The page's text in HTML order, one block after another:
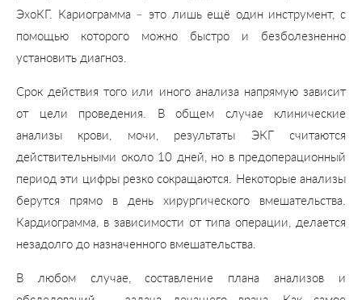
ЭхоКГ. Кариограмма – это лишь ещё один инструмент, с
помощью которого можно быстро и безболезненно
установить диагноз.
Срок действия того или иного анализа напрямую зависит
от цели проведения. В общем случае клинические
анализы крови, мочи, результаты ЭКГ считаются
действительными около 10 дней, но в предоперационный
период эти цифры резко сокращаются. Некоторые анализы
берутся прямо в день хирургического вмешательства.
Кардиограмма, в зависимости от типа операции, делается
незадолго до назначенного вмешательства.
В любом случае, составление плана анализов и